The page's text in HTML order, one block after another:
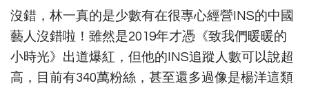
沒錯，林一真的是少數有在很專心經營INS的中國
藝人沒錯啦！雖然是2019年才憑《致我們暖暖的
小時光》出道爆紅，但他的INS追蹤人數可以說超
高，目前有340萬粉絲，甚至還多過像是楊洋這類